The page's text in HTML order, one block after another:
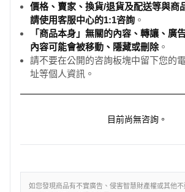
價格、賣家、換貨/退貨及配送等與商
請使用客服中心的1:1咨詢 。
「商品本身」無關的內容、轉讓、廣
內容可能會被移動、隱藏或刪除。
請不要在公開的咨詢板塊中留下您的
址等個人資訊。
目前尚無咨詢。
如您發現商品有不實廣告、侵害智慧財產權或其他不